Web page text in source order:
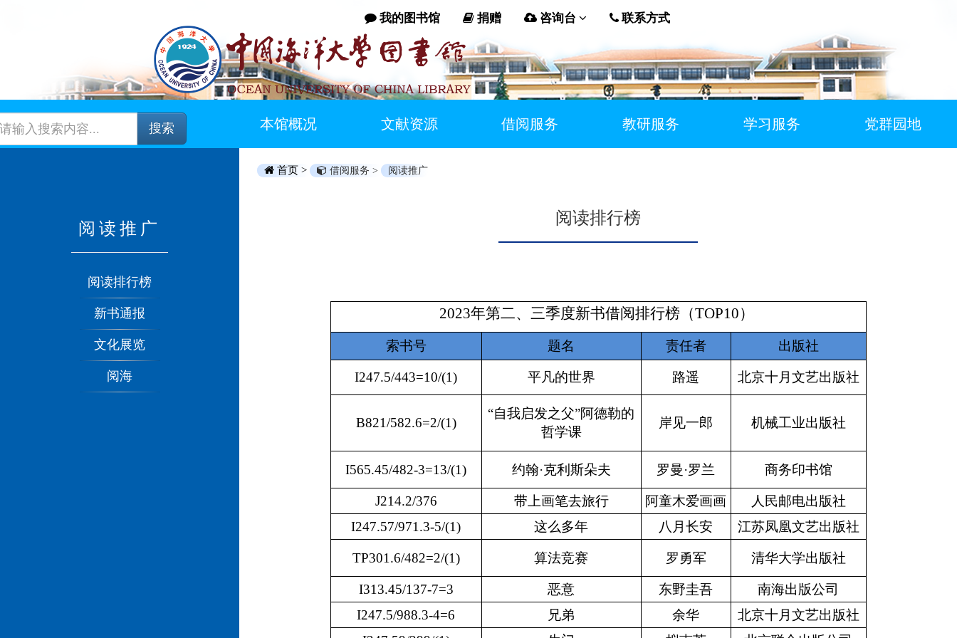
我的图书馆 捐赠 咨询台 联系方式
搜索 本馆概况 文献资源 借阅服务 教研服务 学习服务 党群园地
阅读推广
阅读排行榜
新书通报
文化展览
阅海
首页 > 借阅服务 > 阅读推广
阅读排行榜
2023年第二、三季度新书借阅排行榜（TOP10）
索书号 题名 责任者 出版社
I247.5/443=10/(1) 平凡的世界 路遥 北京十月文艺出版社
B821/582.6=2/(1)
“自我启发之父”阿德勒的
哲学课
岸见一郎 机械工业出版社
I565.45/482-3=13/(1) 约翰·克利斯朵夫 罗曼·罗兰 商务印书馆
J214.2/376 带上画笔去旅行 阿童木爱画画
人民邮电出版社
I247.57/971.3-5/(1)
这么多年 八月长安 江苏凤凰文艺出版社
TP301.6/482=2/(1) 算法竞赛 罗勇军 清华大学出版社
I313.45/137-7=3 恶意 东野圭吾
南海出版公司
I247.5/988.3-4=6
兄弟 余华
北京十月文艺出版社